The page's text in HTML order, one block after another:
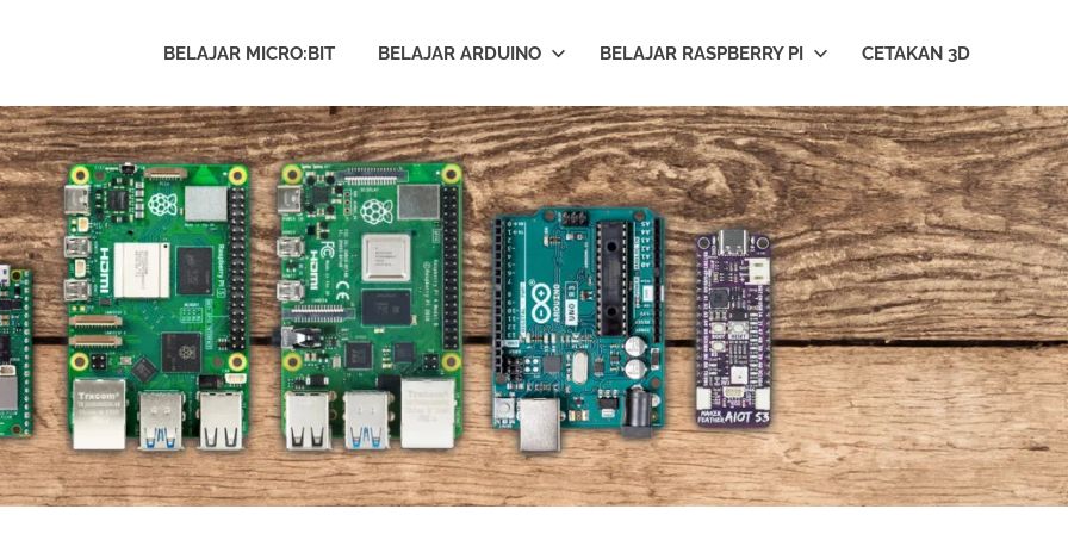
BELAJAR MICRO:BIT BELAJAR ARDUINO BELAJAR RASPBERRY PI CETAKAN 3D